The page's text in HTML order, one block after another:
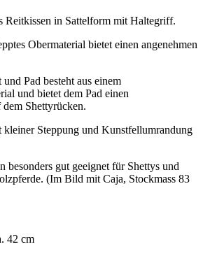
Reitkissen in Sattelform mit Haltegriff.
Obermaterial bietet einen angenehmen
Pad besteht aus einem
und bietet dem Pad einen
Shettyrücken.
kleiner Steppung und Kunstfellumrandung
besonders gut geeignet für Shettys und
(Im Bild mit Caja, Stockmass 83
42 cm